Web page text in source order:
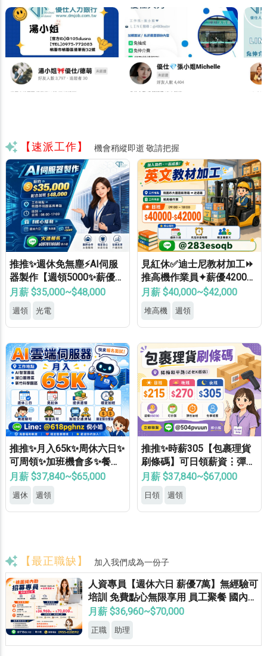
【速派工作】 機會稍縱即逝 敬請把握
推推✨週休免無塵⚡AI伺服
器製作【週領5000✨薪優4
8000】免學經歷✔免健檢✔
月薪 $35,000~$48,000
週領 光電
見紅休✅迪士尼教材加工⏩
推高機作業員✦薪優42000
⚡冷氣廠房✦轉正機會大
月薪 $40,000~$42,000
堆高機 週領
推推✨月入65k✨周休六日✨
可周領✨加班機會多✨餐費
補助✨免費機車位✨無經驗
月薪 $37,840~$65,000
週休 週領
推推✨時薪305【包裹理貨
刷條碼】可日領薪資⋮彈性
加班⋮免健檢⋮免無塵⋮免
月薪 $37,840~$67,000
日領 週領
【最正職缺】 加入我們成為一份子
人資專員【週休六日 薪優7萬】無經驗可
培訓 免費點心無限享用 員工聚餐 國內外
員旅 獎金無上限
月薪 $36,960~$70,000
正職 助理